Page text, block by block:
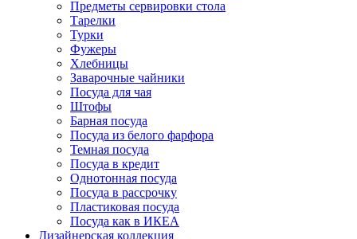
Предметы сервировки стола
Тарелки
Турки
Фужеры
Хлебницы
Заварочные чайники
Посуда для чая
Штофы
Барная посуда
Посуда из белого фарфора
Темная посуда
Посуда в кредит
Однотонная посуда
Посуда в рассрочку
Пластиковая посуда
Посуда как в ИКЕА
Дизайнерская коллекция